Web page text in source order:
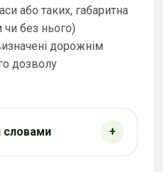
або таких, габаритна
без нього)
дорожнім
дозволу
словами